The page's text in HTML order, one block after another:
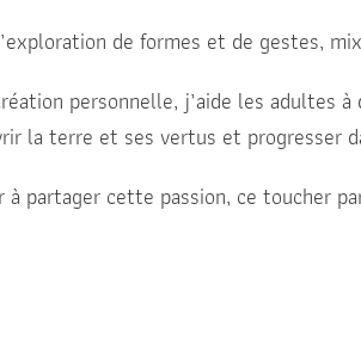
de formes et de gestes,
personnelle, j’aide les adultes
la terre et ses vertus et progresser
à partager cette passion, ce toucher